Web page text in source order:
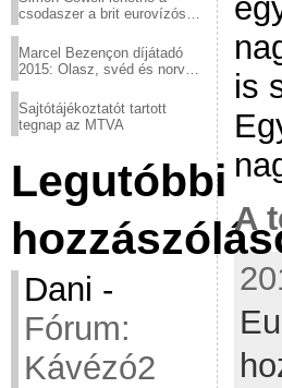
csodaszer a brit eurovízós
Marcel Bezençon díjátadó
2015: Olasz, svéd és norvég
Sajtótájékoztatót tartott
tegnap az MTVA
Legutóbbi
Dani -
Fórum:
Kávézó2
is
A